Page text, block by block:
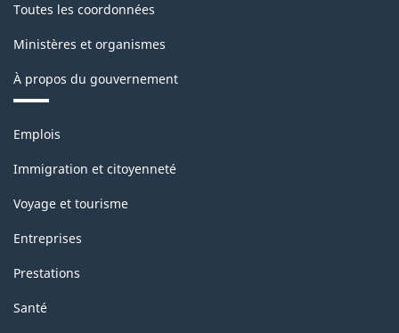
Toutes les coordonnées
Ministères et organismes
À propos du gouvernement
Thèmes
sujets
Emplois
Immigration et citoyenneté
Voyage et tourisme
Entreprises
Prestations
Santé